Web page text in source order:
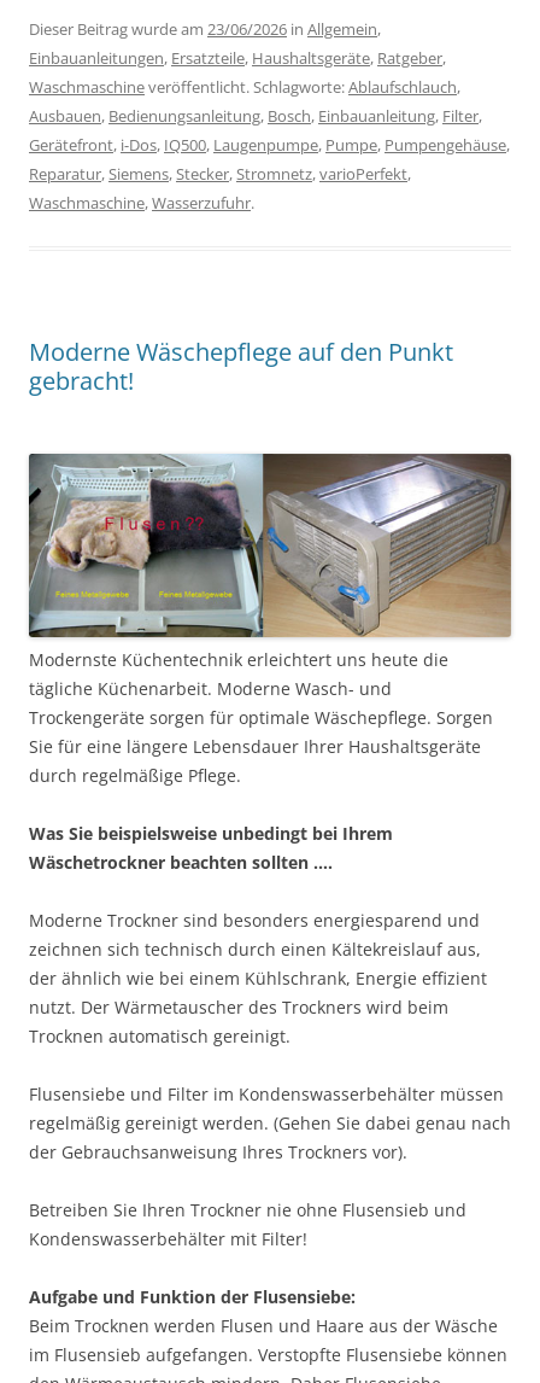
Dieser Beitrag wurde am 23/06/2026 in Allgemein,
Einbauanleitungen, Ersatzteile, Haushaltsgeräte, Ratgeber,
Waschmaschineveröffentlicht. Schlagworte:Ablaufschlauch,
Ausbauen, Bedienungsanleitung, Bosch, Einbauanleitung, Filter,
Gerätefront, i-Dos, IQ500, Laugenpumpe, Pumpe, Pumpengehäuse,
Reparatur,Siemens,Stecker,Stromnetz,varioPerfekt,
Waschmaschine,Wasserzufuhr.
Moderne Wäschepflege auf den Punkt
gebracht!
Modernste Küchentechnik erleichtert uns heute die
tägliche Küchenarbeit. Moderne Wasch- und
Trockengeräte sorgen für optimale Wäschepflege. Sorgen
Sie für eine längere Lebensdauer Ihrer Haushaltsgeräte
durch regelmäßige Pflege.
Was Sie beispielsweise unbedingt bei Ihrem
Wäschetrockner beachten sollten ….
Moderne Trockner sind besonders energiesparend und
zeichnen sich technisch durch einen Kältekreislauf aus,
der ähnlich wie bei einem Kühlschrank, Energie effizient
nutzt. Der Wärmetauscher des Trockners wird beim
Trocknen automatisch gereinigt.
Flusensiebe und Filter im Kondenswasserbehälter müssen
regelmäßig gereinigt werden. (Gehen Sie dabei genau nach
der Gebrauchsanweisung Ihres Trockners vor).
Betreiben Sie Ihren Trockner nie ohne Flusensieb und
Kondenswasserbehälter mit Filter!
Aufgabe und Funktion der Flusensiebe:
Beim Trocknen werden Flusen und Haare aus der Wäsche
im Flusensieb aufgefangen. Verstopfte Flusensiebe können